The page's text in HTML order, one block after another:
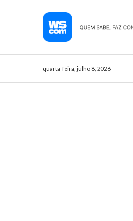
quarta-feira, julho 8, 2026